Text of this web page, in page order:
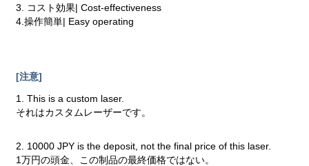
3. コスト効果| Cost-effectiveness
4.操作簡単| Easy operating
[注意]
1. This is a custom laser.
それはカスタムレーザーです。
2. 10000 JPY is the deposit, not the final price of this laser.
1万円の頭金、この制品の最終価格ではない。